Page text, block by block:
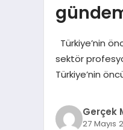
Türkiye’nin
sektör
Türkiye’nin
Gerçek
27 Mayıs